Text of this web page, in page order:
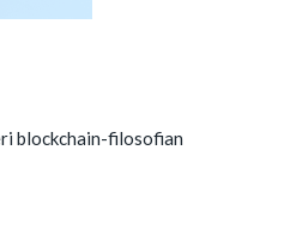
blockchain-filosofian